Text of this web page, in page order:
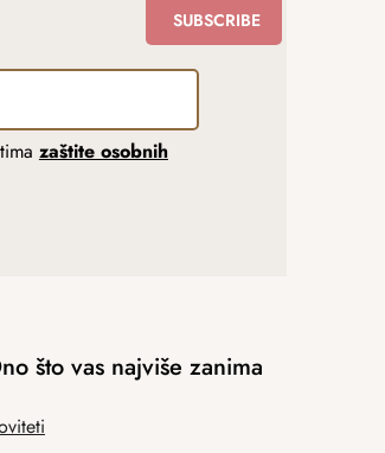
zaštite osobnih
SUBSCRIBE
što vas najviše zanima